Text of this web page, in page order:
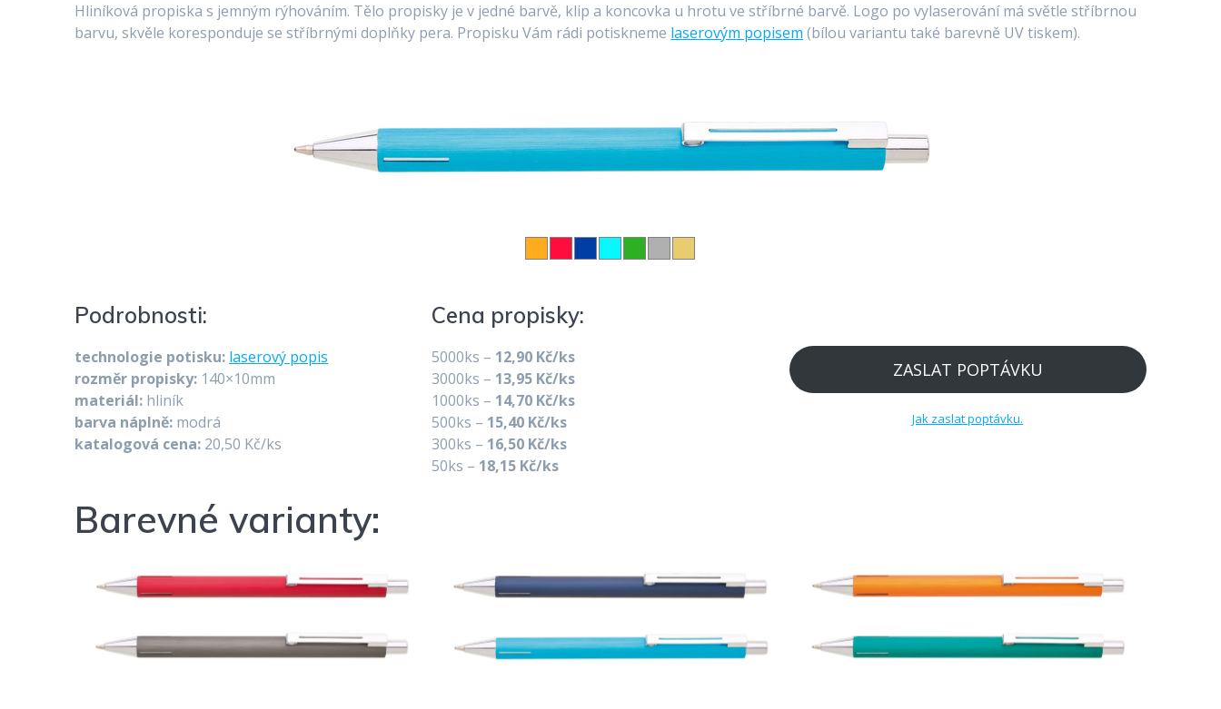
Hliníková propiska s jemným rýhováním. Tělo propisky je v jedné barvě, klip a koncovka u hrotu ve stříbrné barvě. Logo po vylaserování má světle stříbrnou
barvu, skvěle koresponduje se stříbrnými doplňky pera. Propisku Vám rádi potiskneme laserovým popisem (bílou variantu také barevně UV tiskem).
Podrobnosti:
technologie potisku: laserový popis
rozměr propisky: 140×10mm
materiál: hliník
barva náplně: modrá
katalogová cena: 20,50 Kč/ks
Cena propisky:
5000ks – 12,90 Kč/ks
3000ks – 13,95 Kč/ks
1000ks – 14,70 Kč/ks
500ks – 15,40 Kč/ks
300ks – 16,50 Kč/ks
50ks – 18,15 Kč/ks
ZASLAT POPTÁVKU
Jak zaslat poptávku.
Barevné varianty: